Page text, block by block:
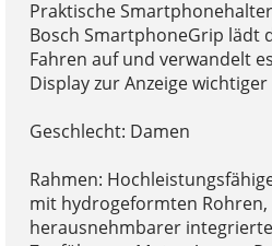
Praktische
Bosch SmartphoneGrip lädt
Fahren auf und verwandelt
Display zur Anzeige
Geschlecht: Damen
Rahmen:
mit hydrogeformten Rohren,
herausnehmbarer